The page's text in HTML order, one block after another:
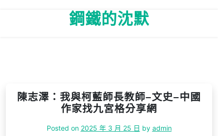
鋼鐵的沈默
陳志澤：我與柯藍師長教師–文史–中國
作家找九宮格分享網
Posted on 2025 年 3 月 25 日 by admin